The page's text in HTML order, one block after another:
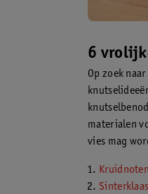
6
Op zoek
materialen
vies mag